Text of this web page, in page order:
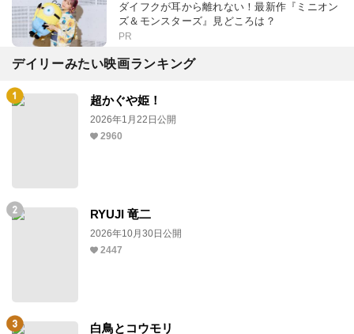
ダイフクが耳から離れない！最新作『ミニオン
ズ＆モンスターズ』見どころは？
PR
デイリーみたい映画ランキング
超かぐや姫！
2026年1月22日公開
2960
RYUJI 竜二
2026年10月30日公開
2447
白鳥とコウモリ